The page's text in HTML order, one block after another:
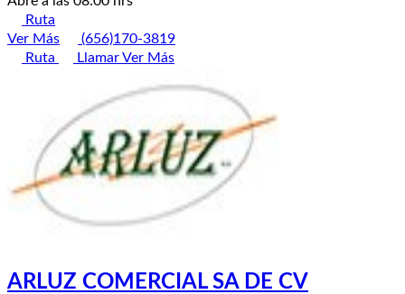
Ruta
Ver Más
(656)170-3819
Ruta
LlamarVer Más
ARLUZ COMERCIAL SA DE CV